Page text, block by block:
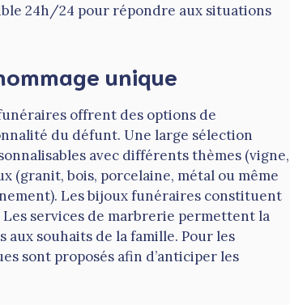
24h/24 pour répondre aux situations
unique
offrent des options de
du défunt. Une large sélection
avec différents thèmes (vigne,
(granit, bois, porcelaine, métal ou même
Les bijoux funéraires constituent
services de marbrerie permettent la
souhaits de la famille. Pour les
sont proposés afin d’anticiper les